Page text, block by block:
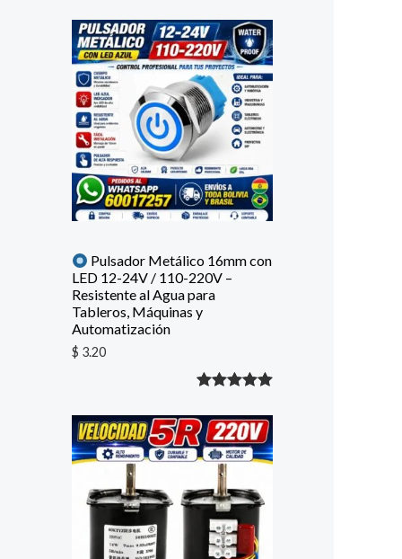
Pulsador Metálico 16mm con
LED 12-24V / 110-220V –
Resistente al Agua para
Tableros, Máquinas y
Automatización
$ 3.20
con5.00de
5 en base
avaloración
de un
cliente